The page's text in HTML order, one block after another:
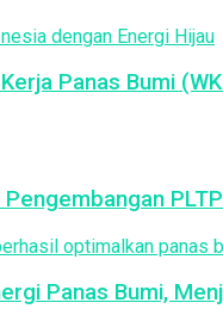
Panas Bumi
Panas Bumi,